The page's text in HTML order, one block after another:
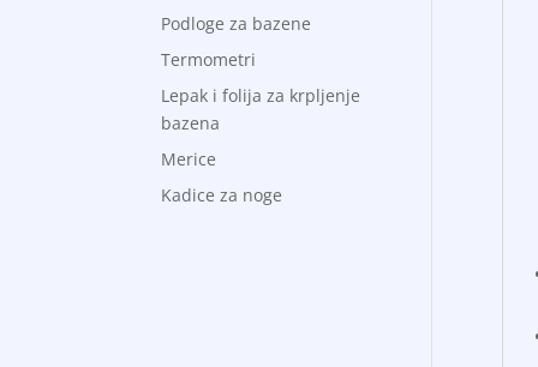
Podloge za bazene
Termometri
Lepak i folija za krpljenje
bazena
Merice
Kadice za noge